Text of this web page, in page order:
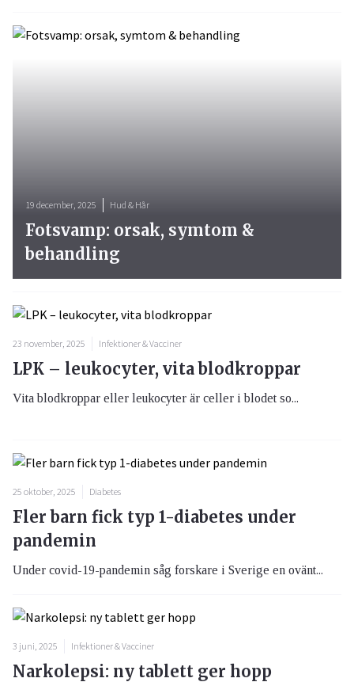
19 december, 2025 Hud & Hår
Fotsvamp: orsak, symtom &
behandling
23 november, 2025 Infektioner & Vacciner
LPK – leukocyter, vita blodkroppar
Vita blodkroppar eller leukocyter är celler i blodet so...
25 oktober, 2025 Diabetes
Fler barn fick typ 1-diabetes under
pandemin
Under covid-19-pandemin såg forskare i Sverige en ovänt...
3 juni, 2025 Infektioner & Vacciner
Narkolepsi: ny tablett ger hopp